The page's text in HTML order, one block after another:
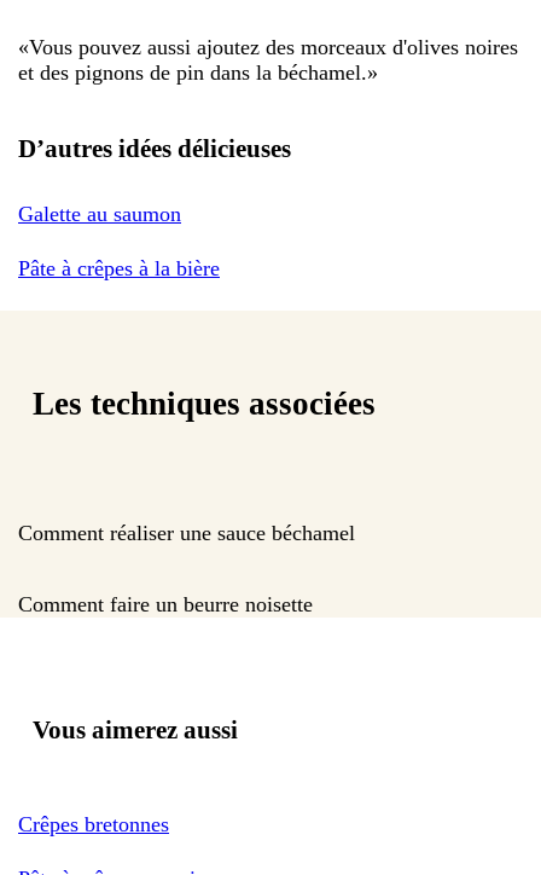
«Vous pouvez aussi ajoutez des morceaux d'olives noires
et des pignons de pin dans la béchamel.»
D’autres idées délicieuses
Galette au saumon
Pâte à crêpes à la bière
Les techniques associées
Comment réaliser une sauce béchamel
Comment faire un beurre noisette
Vous aimerez aussi
Crêpes bretonnes